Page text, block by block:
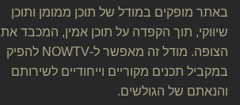
באתר מופקים במודל של תוכן ממומן ותוכן
שיווקי, תוך הקפדה על תוכן אמין, המכבד את
הצופה. מודל זה מאפשר ל-NOWTV להפיק
במקביל תכנים מקוריים וייחודיים לשירותם
והנאתם של הגולשים.